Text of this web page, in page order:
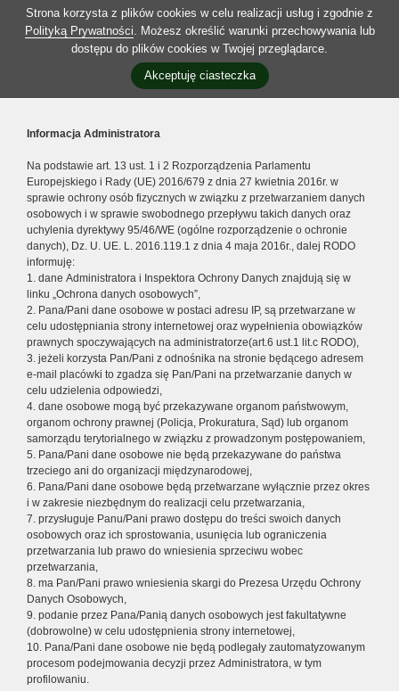
Strona korzysta z plików cookies w celu realizacji usług i zgodnie z
Polityką Prywatności. Możesz określić warunki przechowywania lub
dostępu do plików cookies w Twojej przeglądarce.
Akceptuję ciasteczka
Informacja Administratora
Na podstawie art. 13 ust. 1 i 2 Rozporządzenia Parlamentu
Europejskiego i Rady (UE) 2016/679 z dnia 27 kwietnia 2016r. w
sprawie ochrony osób fizycznych w związku z przetwarzaniem danych
osobowych i w sprawie swobodnego przepływu takich danych oraz
uchylenia dyrektywy 95/46/WE (ogólne rozporządzenie o ochronie
danych), Dz. U. UE. L. 2016.119.1 z dnia 4 maja 2016r., dalej RODO
informuję:
1. dane Administratora i Inspektora Ochrony Danych znajdują się w
linku „Ochrona danych osobowych”,
2. Pana/Pani dane osobowe w postaci adresu IP, są przetwarzane w
celu udostępniania strony internetowej oraz wypełnienia obowiązków
prawnych spoczywających na administratorze(art.6 ust.1 lit.c RODO),
3. jeżeli korzysta Pan/Pani z odnośnika na stronie będącego adresem
e-mail placówki to zgadza się Pan/Pani na przetwarzanie danych w
celu udzielenia odpowiedzi,
4. dane osobowe mogą być przekazywane organom państwowym,
organom ochrony prawnej (Policja, Prokuratura, Sąd) lub organom
samorządu terytorialnego w związku z prowadzonym postępowaniem,
5. Pana/Pani dane osobowe nie będą przekazywane do państwa
trzeciego ani do organizacji międzynarodowej,
6. Pana/Pani dane osobowe będą przetwarzane wyłącznie przez okres
i w zakresie niezbędnym do realizacji celu przetwarzania,
7. przysługuje Panu/Pani prawo dostępu do treści swoich danych
osobowych oraz ich sprostowania, usunięcia lub ograniczenia
przetwarzania lub prawo do wniesienia sprzeciwu wobec
przetwarzania,
8. ma Pan/Pani prawo wniesienia skargi do Prezesa Urzędu Ochrony
Danych Osobowych,
9. podanie przez Pana/Panią danych osobowych jest fakultatywne
(dobrowolne) w celu udostępnienia strony internetowej,
10. Pana/Pani dane osobowe nie będą podlegały zautomatyzowanym
procesom podejmowania decyzji przez Administratora, w tym
profilowaniu.